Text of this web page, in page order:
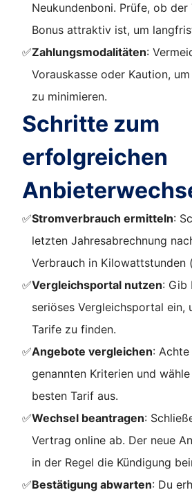
Neukundenboni. Prüfe, ob
Bonus attraktiv ist, um
✅Zahlungsmodalitäten:
Vorauskasse oder Kaution,
zu minimieren.
Schritte zum
erfolgreichen
✅Stromverbrauch ermitteln:
letzten Jahresabrechnung
Verbrauch in Kilowattstunden
✅Vergleichsportal nutzen: Gib
seriöses Vergleichsportal ein,
Tarife zu finden.
✅Angebote vergleichen:
genannten Kriterien und
besten Tarif aus.
✅Wechsel beantragen:
Vertrag online ab. Der neue
in der Regel die Kündigung
✅Bestätigung abwarten: Du